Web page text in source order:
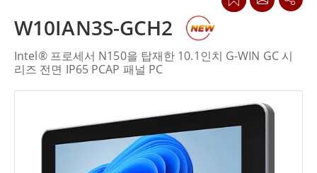
W10IAN3S-GCH2
Intel® 프로세서 N150을 탑재한 10.1인치 G-WIN GC 시
리즈 전면 IP65 PCAP 패널 PC